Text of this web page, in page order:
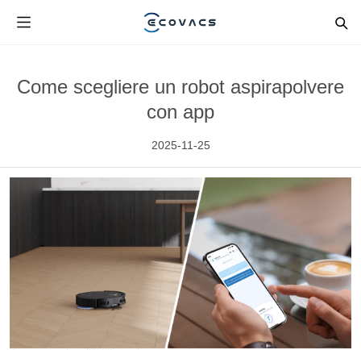
Come scegliere un robot aspirapolvere
con app
2025-11-25